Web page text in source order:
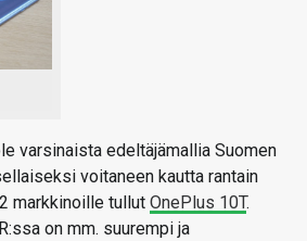
varsinaista edeltäjämallia Suomen
voitaneen kautta rantain
markkinoille tullut OnePlus 10T.
on mm. suurempi ja